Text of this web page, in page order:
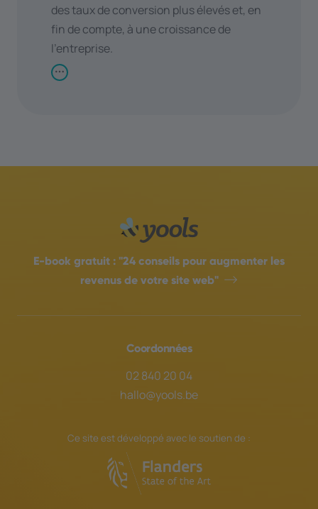
des taux de conversion plus élevés et, en
fin de compte, à une croissance de
l'entreprise.
E-book gratuit : "24 conseils pour augmenter les
revenus de votre site web"
Coordonnées
02 840 20 04
hallo@yools.be
Ce site est développé avec le soutien de :